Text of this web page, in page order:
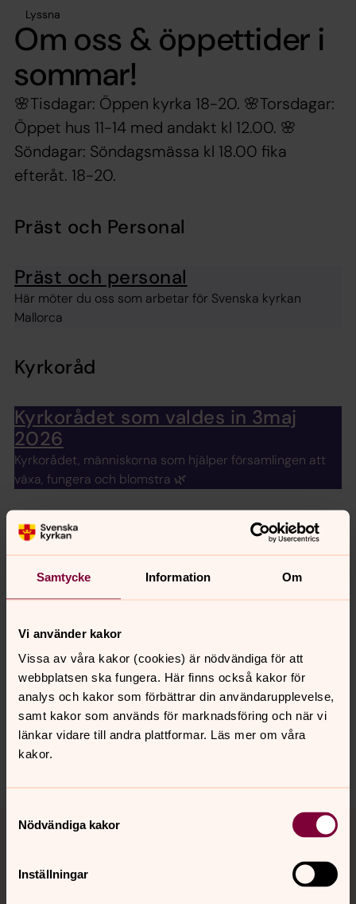
Samtycke Information Om
Vi använder kakor
Vissa av våra kakor (cookies) är nödvändiga för att
webbplatsen ska fungera. Här finns också kakor för
analys och kakor som förbättrar din användarupplevelse,
samt kakor som används för marknadsföring och när vi
länkar vidare till andra plattformar. Läs mer om våra
kakor.
Nödvändiga kakor
Inställningar
Lyssna
Om oss & öppettider i
sommar!
🌸Tisdagar: Öppen kyrka 18-20. 🌸Torsdagar:
Öppet hus 11-14 med andakt kl 12.00. 🌸
Söndagar: Söndagsmässa kl 18.00 fika
efteråt. 18-20.
Präst och Personal
Präst och personal
Här möter du oss som arbetar för Svenska kyrkan
Mallorca
Kyrkoråd
Kyrkorådet som valdes in 3maj
2026
Kyrkorådet, människorna som hjälper församlingen att
växa, fungera och blomstra 🌿
Ekumenik
Svenska kyrkan samverkar tillsammans med andra
kristna samfund på Mallorca.
Synpunkter eller frågor på sidans
innehåll?
mallorca@svenskakyrkan.se
Dela